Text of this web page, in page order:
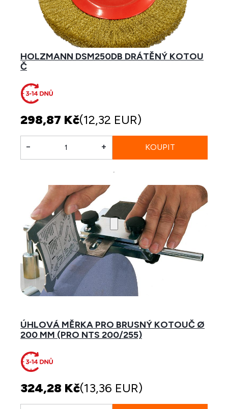
HOLZMANN DSM250DB DRÁTĚNÝ KOTOU
Č
298,87 Kč(12,32 EUR)
- +
ÚHLOVÁ MĚRKA PRO BRUSNÝ KOTOUČ Ø
200 MM (PRO NTS 200/255)
324,28 Kč(13,36 EUR)